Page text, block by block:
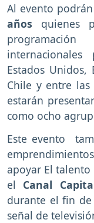
Al evento
años quienes
Estados Unidos,
Chile y entre las
estarán
como ocho
Este evento
apoyar El
el Canal
durante el fin de
señal de